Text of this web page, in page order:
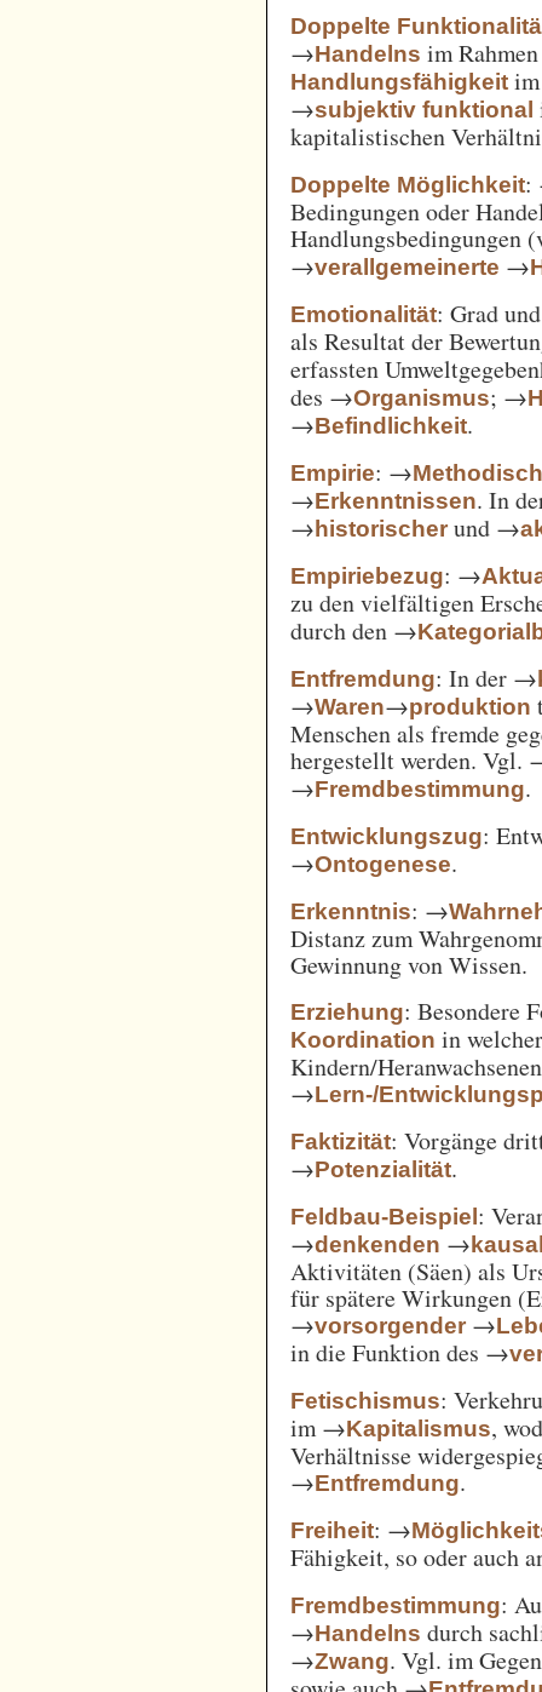
Doppelte
→Handelns im
Handlungsfähigkeit
→subjektiv funktional
kapitalistischen
Doppelte Möglichkeit:
Bedingungen oder
Handlungsbedingungen
→verallgemeinerte →
Emotionalität: Grad
als Resultat der
erfassten
des →Organismus; →
→Befindlichkeit.
Empirie: →
→Erkenntnissen. In
→historischer und →
Empiriebezug: →
zu den vielfältigen
durch den →
Entfremdung: In der →
→Waren→produktion
Menschen als fremde
hergestellt werden. Vgl.
→Fremdbestimmung.
Entwicklungszug:
→Ontogenese.
Erkenntnis: →
Distanz zum
Gewinnung von Wissen.
Erziehung: Besondere
Koordination in
Kindern/
→Lern-/
Faktizität: Vorgänge
→Potenzialität.
Feldbau-Beispiel:
→denkenden →
Aktivitäten (Säen) als
für spätere Wirkungen
→vorsorgender →
in die Funktion des →
Fetischismus:
im →Kapitalismus,
Verhältnisse
→Entfremdung.
Freiheit: →
Fähigkeit, so oder auch
Fremdbestimmung:
→Handelns durch
→Zwang. Vgl. im